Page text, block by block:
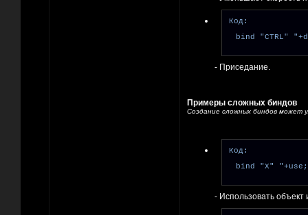
Код:
bind "CTRL"
- Приседание.
Примеры сложных биндов
Создание сложных биндов может
Код:
bind "X"
- Использовать